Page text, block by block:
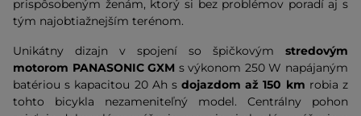
prispôsobeným ženám, ktorý si bez problémov poradí aj s
tým najobtiažnejším terénom.
Unikátny dizajn v spojení so špičkovým stredovým
motorom PANASONIC GXM s výkonom 250 W napájaným
batériou s kapacitou 20 Ah sdojazdom až 150 km robia z
tohto bicykla nezameniteľný model. Centrálny pohon